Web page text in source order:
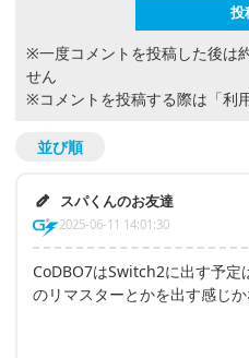
※一度コメントを投稿した後は
せん
※コメントを投稿する際は 「利
並び順
スパくんのお友達
2025-06-11 14:01:30
CoDBO7はSwitch2に出す予
のリマスターとかを出す感じ